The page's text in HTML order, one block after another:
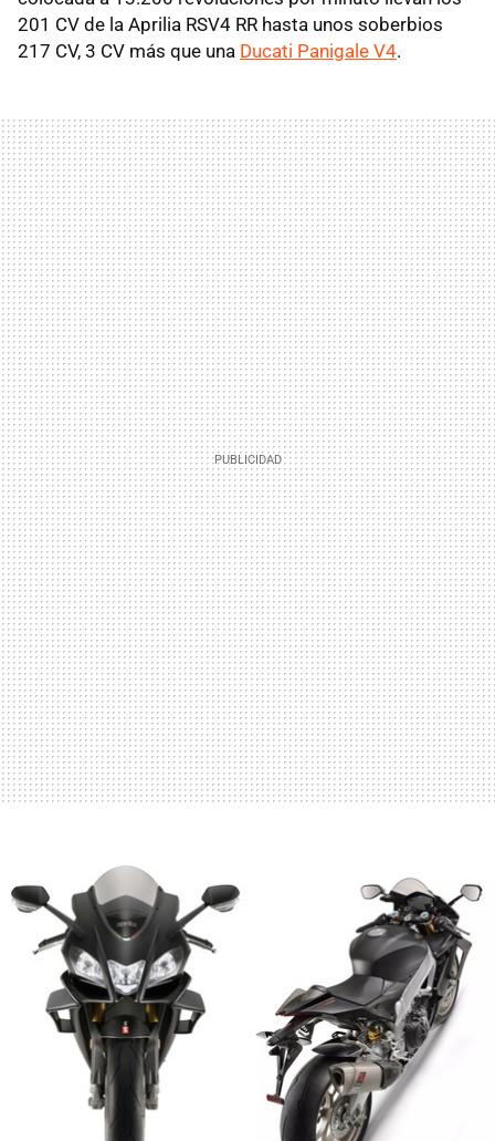
201 CV de la Aprilia RSV4 RR hasta unos soberbios
217 CV, 3 CV más que una Ducati Panigale V4.